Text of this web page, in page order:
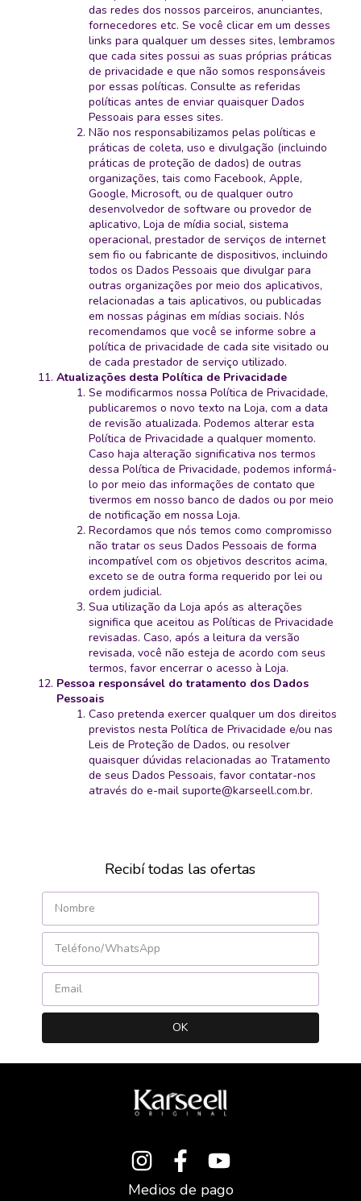
das redes dos nossos parceiros, anunciantes,
fornecedores etc. Se você clicar em um desses
links para qualquer um desses sites, lembramos
que cada sites possui as suas próprias práticas
de privacidade e que não somos responsáveis
por essas políticas. Consulte as referidas
políticas antes de enviar quaisquer Dados
Pessoais para esses sites.
Não nos responsabilizamos pelas políticas e
práticas de coleta, uso e divulgação (incluindo
práticas de proteção de dados) de outras
organizações, tais como Facebook, Apple,
Google, Microsoft, ou de qualquer outro
desenvolvedor de software ou provedor de
aplicativo, Loja de mídia social, sistema
operacional, prestador de serviços de internet
sem fio ou fabricante de dispositivos, incluindo
todos os Dados Pessoais que divulgar para
outras organizações por meio dos aplicativos,
relacionadas a tais aplicativos, ou publicadas
em nossas páginas em mídias sociais. Nós
recomendamos que você se informe sobre a
política de privacidade de cada site visitado ou
de cada prestador de serviço utilizado.
Atualizações desta Política de Privacidade
Se modificarmos nossa Política de Privacidade,
publicaremos o novo texto na Loja, com a data
de revisão atualizada. Podemos alterar esta
Política de Privacidade a qualquer momento.
Caso haja alteração significativa nos termos
dessa Política de Privacidade, podemos informá-
lo por meio das informações de contato que
tivermos em nosso banco de dados ou por meio
de notificação em nossa Loja.
Recordamos que nós temos como compromisso
não tratar os seus Dados Pessoais de forma
incompatível com os objetivos descritos acima,
exceto se de outra forma requerido por lei ou
ordem judicial.
Sua utilização da Loja após as alterações
significa que aceitou as Políticas de Privacidade
revisadas. Caso, após a leitura da versão
revisada, você não esteja de acordo com seus
termos, favor encerrar o acesso à Loja.
Pessoa responsável do tratamento dos Dados
Pessoais
Caso pretenda exercer qualquer um dos direitos
previstos nesta Política de Privacidade e/ou nas
Leis de Proteção de Dados, ou resolver
quaisquer dúvidas relacionadas ao Tratamento
de seus Dados Pessoais, favor contatar-nos
através do e-mail suporte@karseell.com.br.
Recibí todas las ofertas
Medios de pago